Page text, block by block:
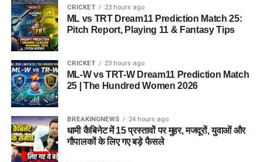
CRICKET 23 hours ago
ML vs TRT Dream11 Prediction Match 25:
Pitch Report, Playing 11 & Fantasy Tips
CRICKET 23 hours ago
ML-W vs TRT-W Dream11 Prediction Match
25 | The Hundred Women 2026
BREAKINGNEWS 24 hours ago
धामी कैबिनेट में 15 प्रस्तावों पर मुहर, मजदूरों, युवाओं और
गौपालकों के लिए गए बड़े फैसले